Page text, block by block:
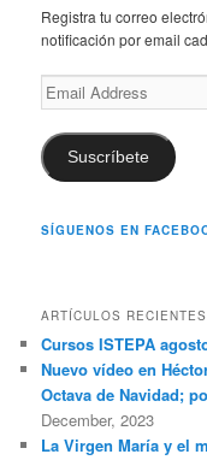
h
Registra tu correo
notificación por email
Email
Address
Suscríbete
SÍGUENOS EN
ARTÍCULOS RECIENTES
Cursos ISTEPA
Nuevo vídeo en
Octava de Navidad;
December, 2023
La Virgen María y el